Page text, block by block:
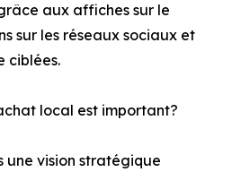
aux affiches sur le
sur les réseaux sociaux et
ciblées.
local est important?
une vision stratégique